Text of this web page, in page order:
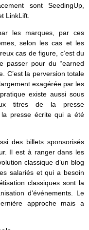
sont SeedingUp,
LinkLift.
les marques, par ces
selon les cas et les
cas de figure, c’est du
passer pour du “earned
C’est la perversion totale
exagérée par les
existe aussi sous
titres de la presse
la presse écrite qui a été
des billets sponsorisés
Il est à ranger dans les
classique d’un blog
salariés et qui a besoin
classiques sont la
d’événements. Le
approche mais a